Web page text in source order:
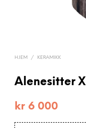
HJEM / KERAMIKK
Alenesitter
kr 6 000